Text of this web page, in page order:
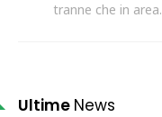
tranne che in
Ultime News